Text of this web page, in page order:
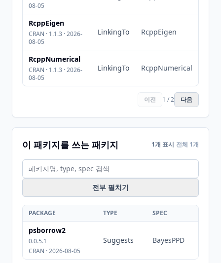
08-05
RcppEigen
CRAN · 1.1.3 · 2026-
08-05
LinkingTo RcppEigen
RcppNumerical
CRAN · 1.1.3 · 2026-
08-05
LinkingTo RcppNumerical
이전 1 / 2 다음
이 패키지를 쓰는 패키지 1개 표시 전체 1개
전부 펼치기
PACKAGE TYPE SPEC
psborrow2
0.0.5.1
CRAN · 2026-08-05
Suggests BayesPPD